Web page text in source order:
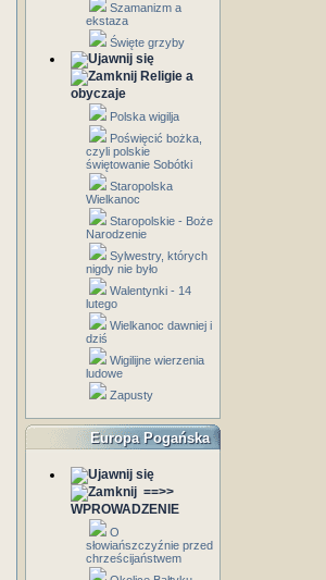
Szamanizm a
ekstaza
Święte grzyby
Religie a
obyczaje
Polska wigilja
Poświęcić bożka,
czyli polskie
świętowanie Sobótki
Staropolska
Wielkanoc
Staropolskie - Boże
Narodzenie
Sylwestry, których
nigdy nie było
Walentynki - 14
lutego
Wielkanoc dawniej i
dziś
Wigilijne wierzenia
ludowe
Zapusty
Europa Pogańska
==>>
WPROWADZENIE
O
słowiańszczyźnie przed
chrześcijaństwem